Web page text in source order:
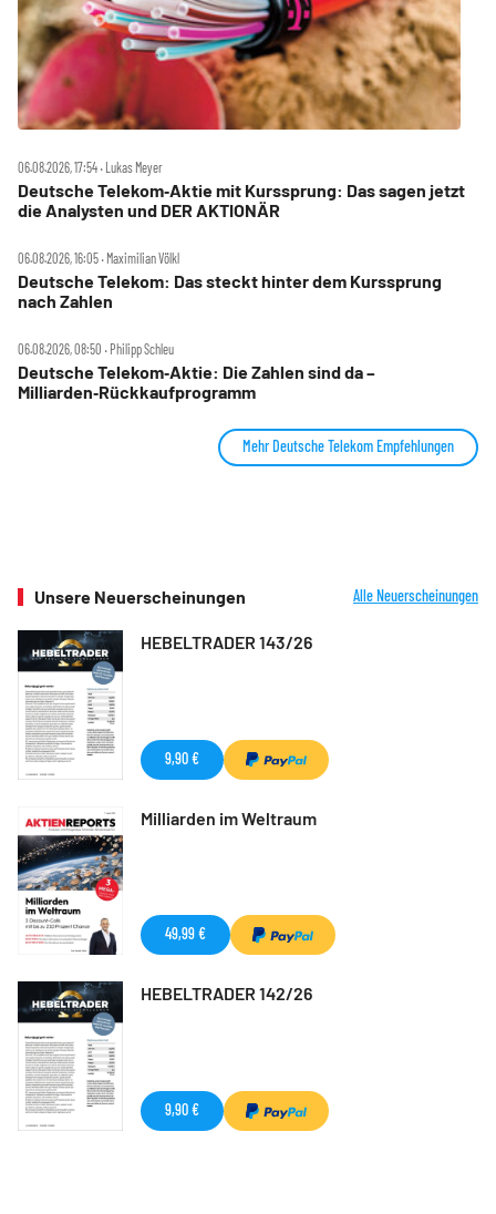
06.08.2026, 17:54 ‧ Lukas Meyer
Deutsche Telekom‑Aktie mit Kurssprung: Das sagen jetzt
die Analysten und DER AKTIONÄR
06.08.2026, 16:05 ‧ Maximilian Völkl
Deutsche Telekom: Das steckt hinter dem Kurssprung
nach Zahlen
06.08.2026, 08:50 ‧ Philipp Schleu
Deutsche Telekom‑Aktie: Die Zahlen sind da –
Milliarden‑Rückkaufprogramm
Mehr Deutsche Telekom Empfehlungen
Unsere Neuerscheinungen Alle Neuerscheinungen
HEBELTRADER 143/26
9,90 €
Milliarden im Weltraum
49,99 €
HEBELTRADER 142/26
9,90 €